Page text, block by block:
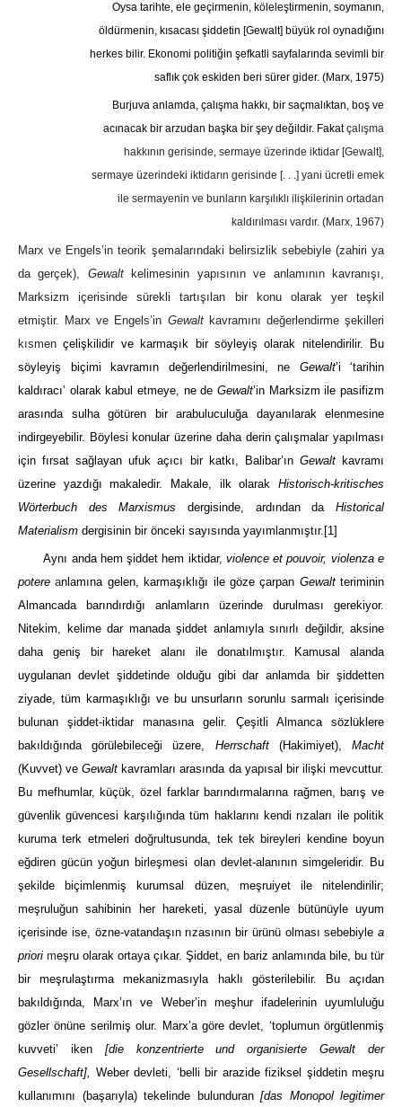
Oysa tarihte, ele geçirmenin, köleleştirmenin, soymanın,
öldürmenin, kısacası şiddetin [Gewalt] büyük rol oynadığını
herkes bilir. Ekonomi politiğin şefkatli sayfalarında sevimli bir
saflık çok eskiden beri sürer gider. (Marx, 1975)
Burjuva anlamda, çalışma hakkı, bir saçmalıktan, boş ve
acınacak bir arzudan başka bir şey değildir. Fakatçalışma
hakkının gerisinde, sermaye üzerinde iktidar [Gewalt],
sermaye üzerindeki iktidarın gerisinde [. . .] yani ücretli emek
ile sermayenin ve bunların karşılıklı ilişkilerinin ortadan
kaldırılması vardır. (Marx, 1967)
Marx ve Engels’in teorik şemalarındaki belirsizlik sebebiyle (zahiri ya
da gerçek), Gewaltkelimesinin yapısının ve anlamının kavranışı,
Marksizm içerisinde sürekli tartışılan bir konu olarak yer teşkil
etmiştir. Marx ve Engels’in Gewaltkavramını değerlendirme şekilleri
kısmençelişkilidir ve karmaşık bir söyleyiş olarak nitelendirilir. Bu
söyleyiş biçimi kavramın değerlendirilmesini, ne Gewalt’i ‘tarihin
kaldıracı’ olarak kabul etmeye, ne de Gewalt’in Marksizm ile pasifizm
arasında sulha götüren bir arabuluculuğa dayanılarak elenmesine
indirgeyebilir. Böylesi konular üzerine daha derin çalışmalar yapılması
için fırsat sağlayan ufuk açıcı bir katkı, Balibar’ın Gewaltkavramı
üzerine yazdığı makaledir. Makale, ilk olarak Historisch-kritisches
Wörterbuch des Marxismus dergisinde, ardından daHistorical
Materialism dergisinin bir önceki sayısında yayımlanmıştır. [1]
Aynı anda hem şiddet hem iktidar, violence et pouvoir, violenza e
potere anlamına gelen, karmaşıklığı ile göze çarpan Gewaltteriminin
Almancada barındırdığı anlamların üzerinde durulması gerekiyor.
Nitekim, kelime dar manada şiddet anlamıyla sınırlı değildir, aksine
daha geniş bir hareket alanı ile donatılmıştır. Kamusal alanda
uygulanan devlet şiddetinde olduğu gibi dar anlamda bir şiddetten
ziyade, tüm karmaşıklığı ve bu unsurların sorunlu sarmalı içerisinde
bulunan şiddet-iktidar manasına gelir. Çeşitli Almanca sözlüklere
bakıldığında görülebileceği üzere, Herrschaft(Hakimiyet),Macht
(Kuvvet) veGewalt kavramları arasında da yapısal bir ilişki mevcuttur.
Bu mefhumlar, küçük, özel farklar barındırmalarına rağmen, barış ve
güvenlik güvencesi karşılığında tüm haklarını kendi rızaları ile politik
kuruma terk etmeleri doğrultusunda, tek tek bireyleri kendine boyun
eğdiren gücün yoğun birleşmesi olan devlet-alanının simgeleridir. Bu
şekilde biçimlenmiş kurumsal düzen, meşruiyet ile nitelendirilir;
meşruluğun sahibinin her hareketi, yasal düzenle bütünüyle uyum
içerisinde ise, özne-vatandaşın rızasının bir ürünü olması sebebiyle a
priori meşru olarak ortaya çıkar. Şiddet, en bariz anlamında bile, bu tür
bir meşrulaştırma mekanizmasıyla haklı gösterilebilir. Bu açıdan
bakıldığında, Marx’ın ve Weber’in meşhur ifadelerinin uyumluluğu
gözler önüne serilmiş olur. Marx’a göre devlet, ‘toplumun örgütlenmiş
kuvveti’ iken [die konzentrierte und organisierte Gewalt der
Gesellschaft], Weber devleti, ‘belli bir arazide fiziksel şiddetin meşru
kullanımını (başarıyla) tekelinde bulunduran [das Monopol legitimer